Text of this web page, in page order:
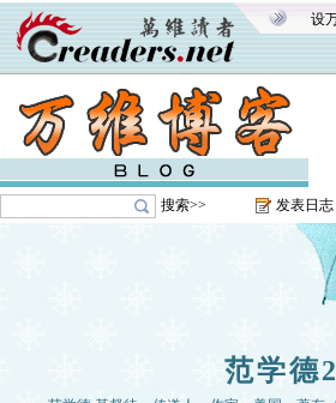
设
搜索>> 发表日志
范学德